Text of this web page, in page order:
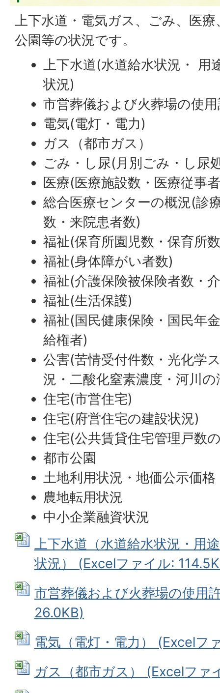
上下水道・電気ガス、ごみ、医
公園等の状況です。
上下水道(水道給水状況・ 用
状況)
市営葬儀および火葬場の使
電気(電灯・電力)
ガス（都市ガス）
ごみ・し尿(月別ごみ・し尿
医療(医療施設数・医療従事
総合医療センターの概況(診
数・来院患者数)
福祉(保育所園児数・保育所
福祉(身体障がい者数)
福祉(介護保険被保険者数・
福祉(生活保護)
福祉(国民健康保険・国民年
給権者)
公害(苦情受付件数・光化学
況・二酸化窒素濃度・河川
住宅(市営住宅)
住宅(府営住宅の建設状況)
住宅(公共賃貸住宅管理戸数
都市公園
土地利用状況・地価公示価格
農地転用状況
中小企業融資状況
上下水道（水道給水状況・用
状況） (Excelファイル:
市営葬儀および火葬場の使用
26.0KB)
電気（電灯・電力） (Excelフ
ガス（都市ガス） (Excelファ